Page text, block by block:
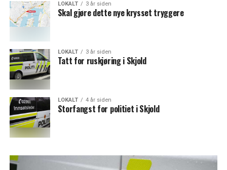
LOKALT 3 år siden
Skal gjøre dette nye krysset tryggere
LOKALT 3 år siden
Tatt for ruskjøring i Skjold
LOKALT 4 år siden
Storfangst for politiet i Skjold